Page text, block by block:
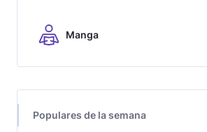
Manga
Populares de la semana